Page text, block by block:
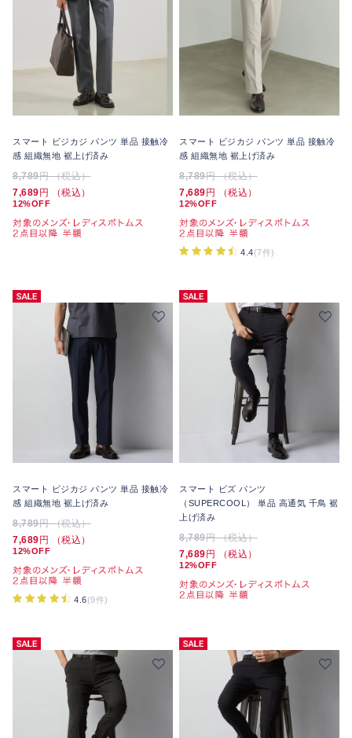
スマート ビジカジ パンツ 単品 接触冷
感 組織無地 裾上げ済み
8,789円 （税込）
7,689 円 （税込）
12%OFF
スマート ビジカジ パンツ 単品 接触冷
感 組織無地 裾上げ済み
8,789円 （税込）
7,689 円 （税込）
12%OFF
4.4(7件)
スマート ビジカジ パンツ 単品 接触冷
感 組織無地 裾上げ済み
8,789円 （税込）
7,689 円 （税込）
12%OFF
4.6(9件)
スマート ビズ パンツ
（SUPERCOOL） 単品 高通気 千鳥 裾
上げ済み
8,789円 （税込）
7,689 円 （税込）
12%OFF